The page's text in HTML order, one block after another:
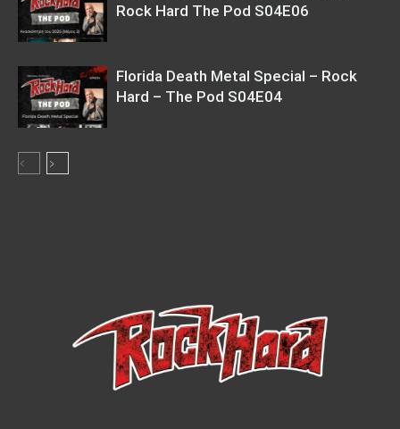
Rock Hard The Pod S04E06
Florida Death Metal Special – Rock
Hard – The Pod S04E04